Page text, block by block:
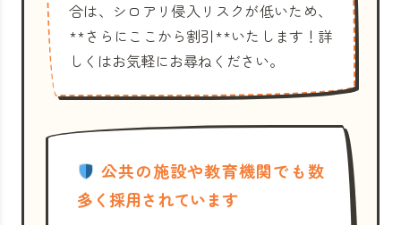
合は、シロアリ侵入リスクが低いため、
**さらにここから割引**いたします！詳
しくはお気軽にお尋ねください。
公共の施設や教育機関でも数
多く採用されています